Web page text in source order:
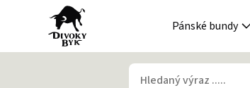
Pánské bundy